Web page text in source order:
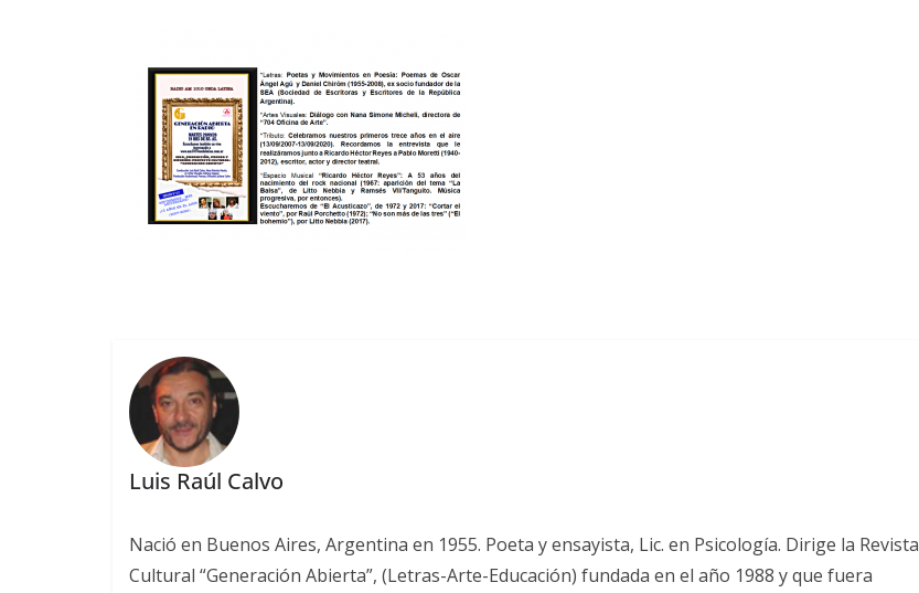
Luis Raúl Calvo
Nació en Buenos Aires, Argentina en 1955. Poeta y ensayista, Lic. en Psicología. Dirige la Revista
Cultural “Generación Abierta”, (Letras-Arte-Educación) fundada en el año 1988 y que fuera